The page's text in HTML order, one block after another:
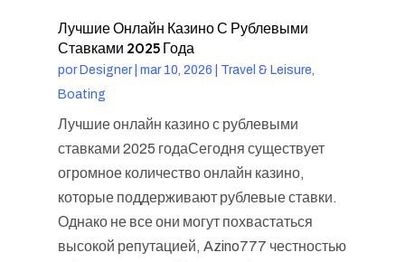
Лучшие Онлайн Казино С Рублевыми
Ставками 2025 Года
por Designer| mar 10, 2026
Travel & Leisure,
Boating
Лучшие онлайн казино с рублевыми
ставками 2025 годаСегодня существует
огромное количество онлайн казино,
которые поддерживают рублевые ставки.
Однако не все они могут похвастаться
высокой репутацией, Azino777 честностью